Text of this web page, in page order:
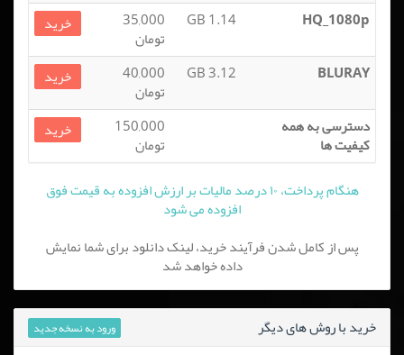
HQ_1080p
1.14 GB
35,000
تومان
خرید
BLURAY
3.12 GB
40,000
تومان
خرید
دسترسی به همه
کیفیت ها
150,000
تومان
خرید
هنگام پرداخت، ۱۰ درصد مالیات بر ارزش افزوده به قیمت فوق
افزوده می شود
پس از کامل شدن فرآیند خرید، لینک دانلود برای شما نمایش
داده خواهد شد
خرید با روش های دیگر ورود به نسخه جدید